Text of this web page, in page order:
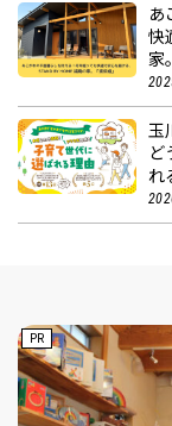
あ
快
家
玉
ど
れ
PR